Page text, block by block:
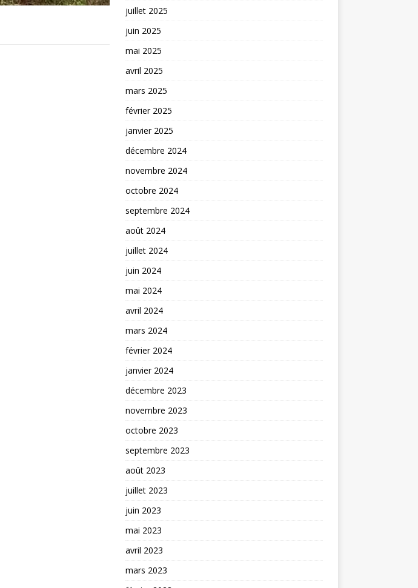
juillet 2025
juin 2025
mai 2025
avril 2025
mars 2025
février 2025
janvier 2025
décembre 2024
novembre 2024
octobre 2024
septembre 2024
août 2024
juillet 2024
juin 2024
mai 2024
avril 2024
mars 2024
février 2024
janvier 2024
décembre 2023
novembre 2023
octobre 2023
septembre 2023
août 2023
juillet 2023
juin 2023
mai 2023
avril 2023
mars 2023